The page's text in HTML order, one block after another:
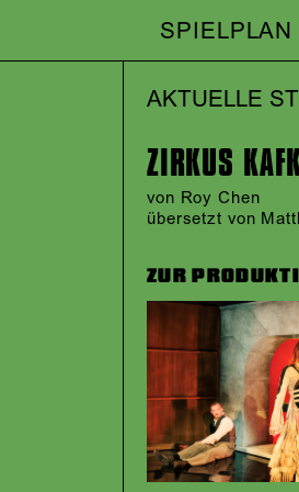
SPIELPLAN
AKTUELLE
ZIRKUS
von Roy Chen
übersetzt von
ZUR